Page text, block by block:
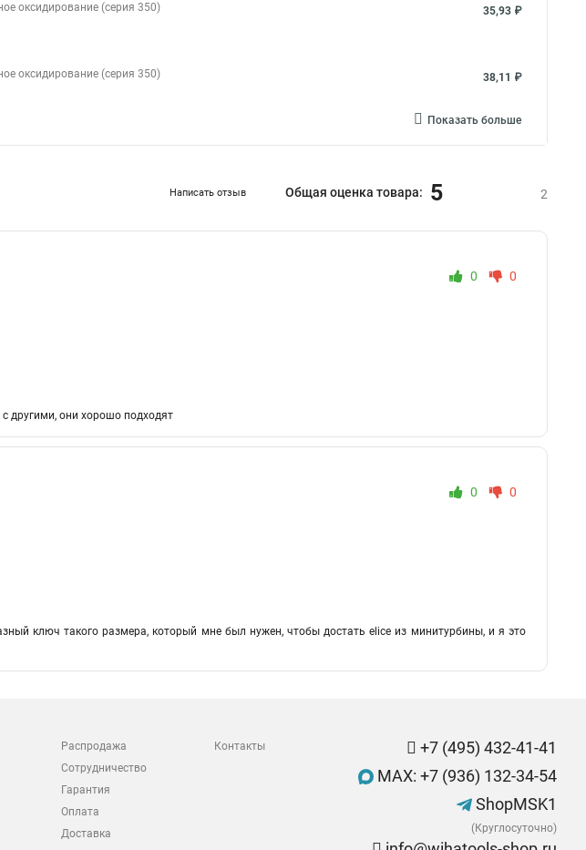
оксидирование (серия 350) 35,93 ₽
оксидирование (серия 350) 38,11 ₽
Показать больше
Написать отзыв Общая оценка товара: 5 2
0
0
другими, они хорошо подходят
0
0
ключ такого размера, который мне был нужен, чтобы достать elice из минитурбины, и я это
Распродажа
Сотрудничество
Гарантия
Оплата
Доставка
Контакты
+7 (495) 432-41-41
MAX: +7 (936) 132-34-54
ShopMSK1
(Круглосуточно)